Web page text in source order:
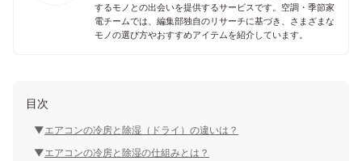
するモノとの出会いを提供するサービスです。空調・季節家
電チームでは、編集部独自のリサーチに基づき、さまざまな
モノの選び方やおすすめアイテムを紹介しています。
目次
エアコンの冷房と除湿（ドライ）の違いは？
エアコンの冷房と除湿の仕組みとは？